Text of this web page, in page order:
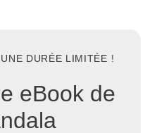
DURÉE LIMITÉE !
eBook de